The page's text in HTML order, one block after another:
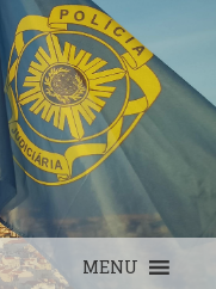
MENU